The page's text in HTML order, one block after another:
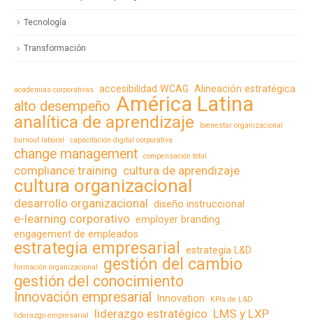
Tecnología
Transformación
academias corporativas accesibilidad WCAG Alineación estratégica
alto desempeño América Latina
analítica de aprendizaje
bienestar organizacional
burnout laboral
capacitación digital corporativa
change management compensación total
compliance training cultura de aprendizaje
cultura organizacional
desarrollo organizacional diseño instruccional
e-learning corporativo employer branding
engagement de empleados
estrategia empresarial estrategia L&D
formación organizacional gestión del cambio
gestión del conocimiento
Innovación empresarial Innovation
KPIs de L&D
liderazgo empresarial
liderazgo estratégico LMS y LXP